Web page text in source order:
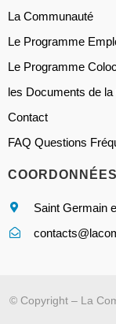
La Communauté
Le Programme
Le Programme
les Documents de
Contact
FAQ Questions
COORDONNÉES
Saint Germain
© Copyright – La